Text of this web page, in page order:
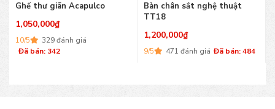
Ghế thư giãn Acapulco
1,050,000₫
10/5
329 đánh giá
Đã bán: 342
Bàn chân sắt nghệ thuật
TT18
1,200,000₫
9/5 471 đánh giá Đã bán: 484